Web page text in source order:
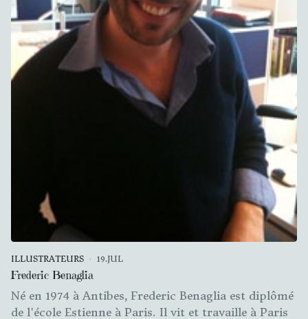
ILLUSTRATEURS 19.JUL
Frederic Benaglia
Né en 1974 à Antibes, Frederic Benaglia est diplômé
de l'école Estienne à Paris. Il vit et travaille à Paris